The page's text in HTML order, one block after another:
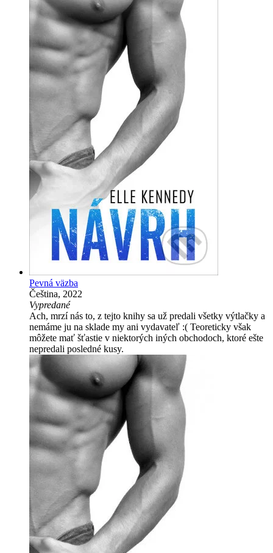
Pevná väzba
Čeština, 2022
Vypredané
Ach, mrzí nás to, z tejto knihy sa už predali všetky výtlačky a
nemáme ju na sklade my ani vydavateľ :( Teoreticky však
môžete mať šťastie v niektorých iných obchodoch, ktoré ešte
nepredali posledné kusy.